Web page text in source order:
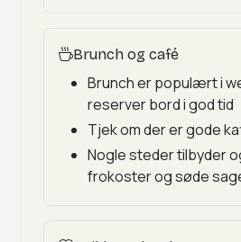
Brunch og café
Brunch er populært i
reserver bord i god tid
Tjek om der er gode
Nogle steder tilbyder
frokoster og søde